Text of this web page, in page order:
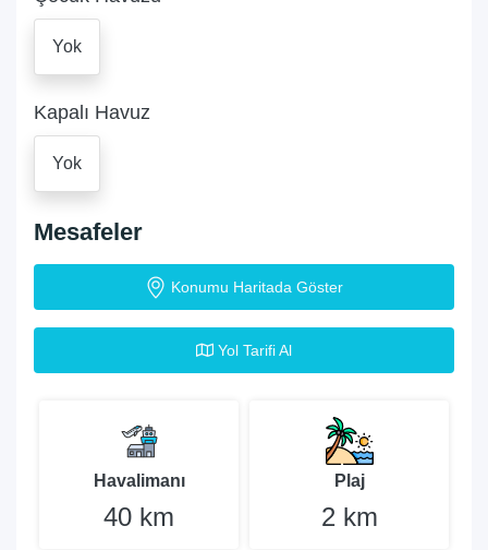
Yok
Kapalı Havuz
Yok
Mesafeler
Konumu Haritada Göster
Yol Tarifi Al
Havalimanı
40 km
Plaj
2 km